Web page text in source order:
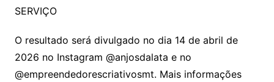
SERVIÇO
O resultado será divulgado no dia 14 de abril de
2026 no Instagram @anjosdalata e no
@empreendedorescriativosmt. Mais informações